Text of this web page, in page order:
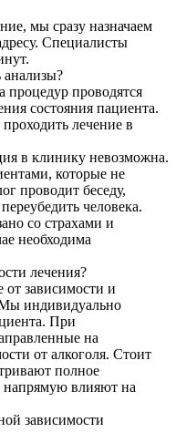
мы сразу назначаем
Специалисты
процедур проводятся
состояния пациента.
лечение в
в клинику невозможна.
которые не
проводит беседу,
человека.
со страхами и
необходима
лечения?
зависимости и
индивидуально
При
на
от алкоголя. Стоит
полное
напрямую влияют на
зависимости